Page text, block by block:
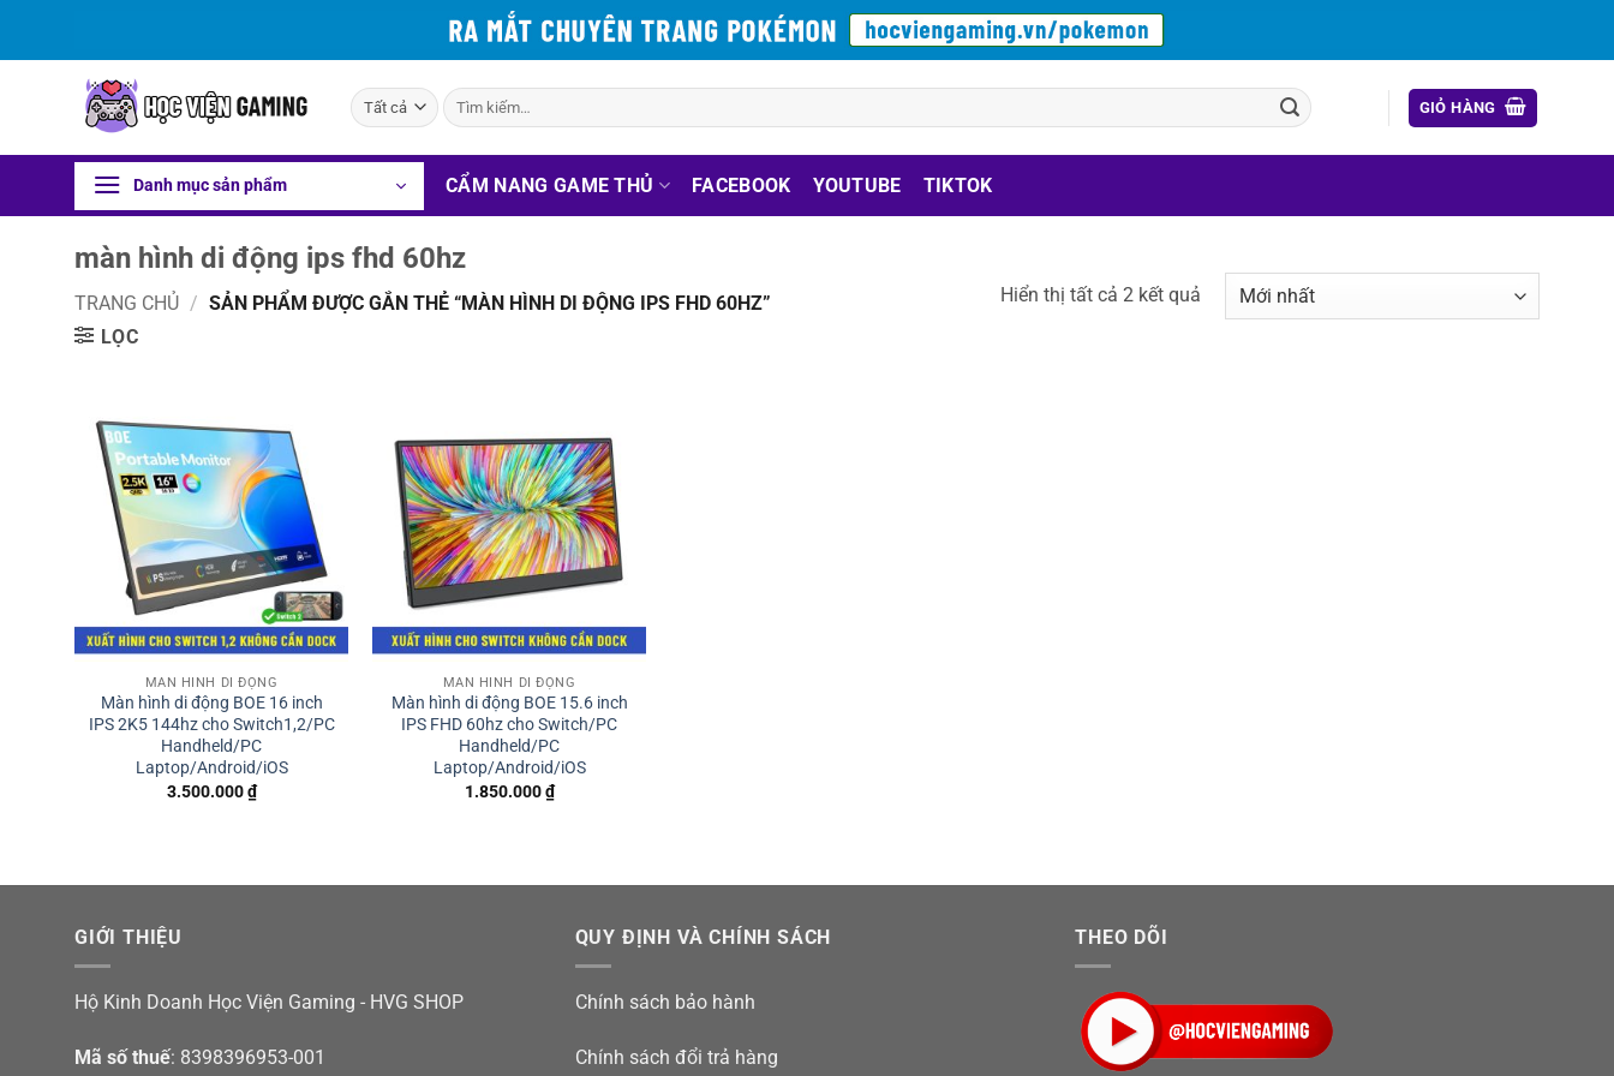
Tìm
kiếm:
GIỎ HÀNG
Danh mục sản phẩm CẨM NANG GAME THỦ FACEBOOK YOUTUBE TIKTOK
màn hình di động ips fhd 60hz
TRANG CHỦ / SẢN PHẨM ĐƯỢC GẮN THẺ “MÀN HÌNH DI ĐỘNG IPS FHD 60HZ”
LỌC
Hiển thị tất cả 2 kết quảĐược
sắp
MÀN HÌNH DI ĐỘNG
Màn hình di động BOE 16 inch
IPS 2K5 144hz cho Switch1,2/PC
Handheld/PC
Laptop/Android/iOS
3.500.000₫
MÀN HÌNH DI ĐỘNG
Màn hình di động BOE 15.6 inch
IPS FHD 60hz cho Switch/PC
Handheld/PC
Laptop/Android/iOS
1.850.000₫
GIỚI THIỆU
Hộ Kinh Doanh Học Viện Gaming - HVG SHOP
Mã số thuế: 8398396953-001
QUY ĐỊNH VÀ CHÍNH SÁCH
Chính sách bảo hành
Chính sách đổi trả hàng
THEO DÕI